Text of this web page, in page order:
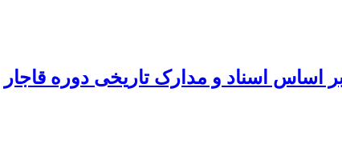
اساس اسناد و مدارک تاریخی دوره قاجار